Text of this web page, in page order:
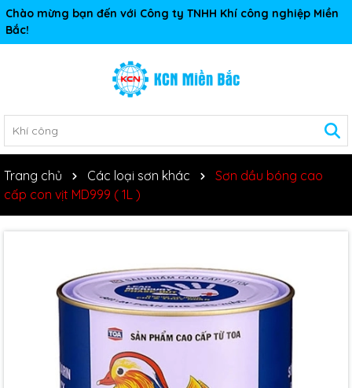
Chào mừng bạn đến với Công ty TNHH Khí công nghiệp Miền
Bắc!
Trang chủ Các loại sơn khác
Sơn dầu bóng cao
cấp con vịt MD999 ( 1L )